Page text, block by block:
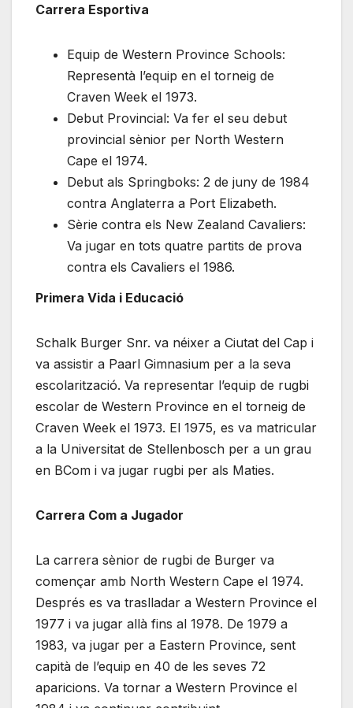
Carrera Esportiva
Equip de Western Province Schools:
Representà l’equip en el torneig de
Craven Week el 1973.
Debut Provincial: Va fer el seu debut
provincial sènior per North Western
Cape el 1974.
Debut als Springboks: 2 de juny de 1984
contra Anglaterra a Port Elizabeth.
Sèrie contra els New Zealand Cavaliers:
Va jugar en tots quatre partits de prova
contra els Cavaliers el 1986.
Primera Vida i Educació
Schalk Burger Snr. va néixer a Ciutat del Cap i
va assistir a Paarl Gimnasium per a la seva
escolarització. Va representar l’equip de rugbi
escolar de Western Province en el torneig de
Craven Week el 1973. El 1975, es va matricular
a la Universitat de Stellenbosch per a un grau
en BCom i va jugar rugbi per als Maties.
Carrera Com a Jugador
La carrera sènior de rugbi de Burger va
començar amb North Western Cape el 1974.
Després es va traslladar a Western Province el
1977 i va jugar allà fins al 1978. De 1979 a
1983, va jugar per a Eastern Province, sent
capità de l’equip en 40 de les seves 72
aparicions. Va tornar a Western Province el